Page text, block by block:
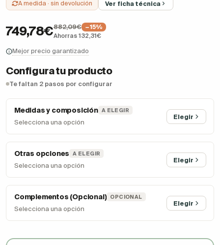
A medida · sin devolución Ver ficha técnica
749,78€882,09€
−15%
Ahorras 132,31€
Mejor precio garantizado
Configura tu producto
Te faltan 2 pasos por configurar
Medidas y composición A ELEGIR
Selecciona una opción
Elegir
Otras opciones A ELEGIR
Selecciona una opción
Elegir
Complementos (Opcional) OPCIONAL
Selecciona una opción
Elegir